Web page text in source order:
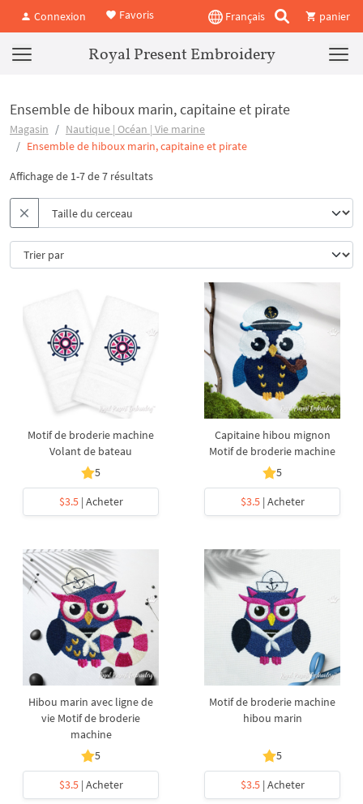
Connexion Favoris Français panier
Royal Present Embroidery
Ensemble de hiboux marin, capitaine et pirate
Magasin
Nautique | Océan | Vie marine
Ensemble de hiboux marin, capitaine et pirate
Affichage de 1-7 de 7 résultats
Motif de broderie machine
Volant de bateau
5
$3.5| Acheter
Capitaine hibou mignon
Motif de broderie machine
5
$3.5| Acheter
Hibou marin avec ligne de
vie Motif de broderie
machine
5
$3.5| Acheter
Motif de broderie machine
hibou marin
5
$3.5| Acheter